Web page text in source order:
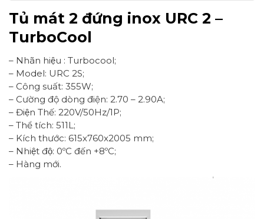
Tủ mát 2 đứng inox URC 2 –
TurboCool
– Nhãn hiệu : Turbocool;
– Model: URC 2S;
– Công suất: 355W;
– Cường độ dòng điện: 2.70 – 2.90A;
– Điện Thế: 220V/50Hz/1P;
– Thể tích: 511L;
– Kích thước: 615x760x2005 mm;
– Nhiệt độ: 0ºC đến +8ºC;
– Hàng mới.